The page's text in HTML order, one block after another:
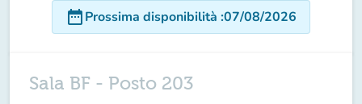
date_rangeProssima disponibilità :07/08/2026
Sala BF - Posto 203